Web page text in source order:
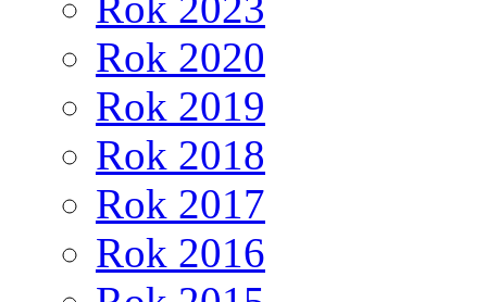
Rok 2020
Rok 2019
Rok 2018
Rok 2017
Rok 2016